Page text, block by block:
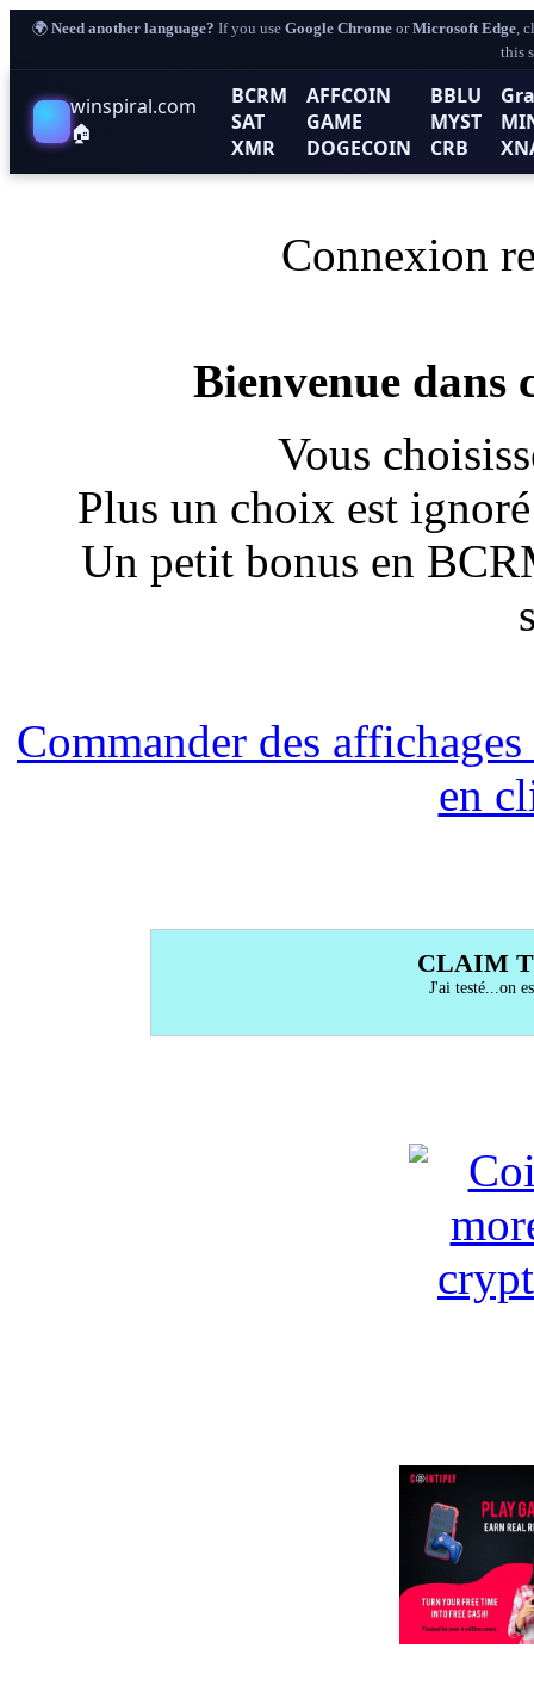
🌍 Need another language? If you use Google Chrome orMicrosoft Edge,
this
winspiral.com
🏠
BCRM
SAT
XMR
AFFCOIN
GAME
DOGECOIN
BBLU
MYST
CRB
Connexion
Bienvenue dans
Vous
Plus un choix est
Un petit bonus en
Commander des
en
CLAIM
J'ai testé...on